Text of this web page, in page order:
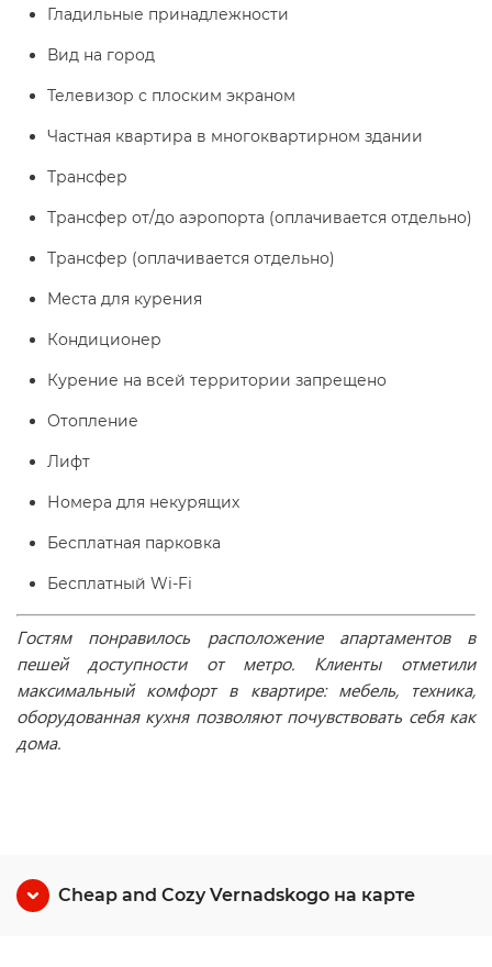
Гладильные принадлежности
Вид на город
Телевизор с плоским экраном
Частная квартира в многоквартирном здании
Трансфер
Трансфер от/до аэропорта (оплачивается отдельно)
Трансфер (оплачивается отдельно)
Места для курения
Кондиционер
Курение на всей территории запрещено
Отопление
Лифт
Номера для некурящих
Бесплатная парковка
Бесплатный Wi-Fі
Гостям понравилось расположение апартаментов в
пешей доступности от метро. Клиенты отметили
максимальный комфорт в квартире: мебель, техника,
оборудованная кухня позволяют почувствовать себя как
дома.
Cheap and Cozy Vernadskogo на карте